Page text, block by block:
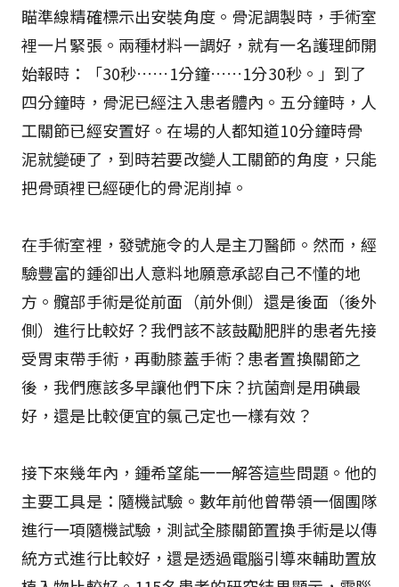
瞄準線精確標示出安裝角度。骨泥調製時，手術室
裡一片緊張。兩種材料一調好，就有一名護理師開
始報時：「30秒……1分鐘……1分30秒。」到了
四分鐘時，骨泥已經注入患者體內。五分鐘時，人
工關節已經安置好。在場的人都知道10分鐘時骨
泥就變硬了，到時若要改變人工關節的角度，只能
把骨頭裡已經硬化的骨泥削掉。
在手術室裡，發號施令的人是主刀醫師。然而，經
驗豐富的鍾卻出人意料地願意承認自己不懂的地
方。髖部手術是從前面（前外側）還是後面（後外
側）進行比較好？我們該不該鼓勵肥胖的患者先接
受胃束帶手術，再動膝蓋手術？患者置換關節之
後，我們應該多早讓他們下床？抗菌劑是用碘最
好，還是比較便宜的氯己定也一樣有效？
接下來幾年內，鍾希望能一一解答這些問題。他的
主要工具是：隨機試驗。數年前他曾帶領一個團隊
進行一項隨機試驗，測試全膝關節置換手術是以傳
統方式進行比較好，還是透過電腦引導來輔助置放